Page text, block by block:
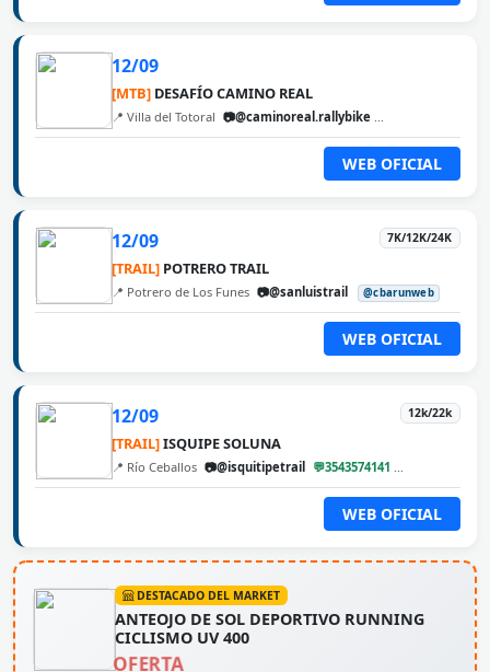
12/09
[MTB] DESAFÍO CAMINO REAL
📍 Villa del Totoral 📷@caminoreal.rallybike
WEB OFICIAL
12/09 7K/12K/24K
[TRAIL] POTRERO TRAIL
📍 Potrero de Los Funes 📷@sanluistrail @cbarunweb
WEB OFICIAL
12/09 12k/22k
[TRAIL]ISQUIPE SOLUNA
📍 Río Ceballos 📷@isquitipetrail 💬3543574141
WEB OFICIAL
DESTACADO DEL MARKET
ANTEOJO DE SOL DEPORTIVO RUNNING
CICLISMO UV 400
OFERTA